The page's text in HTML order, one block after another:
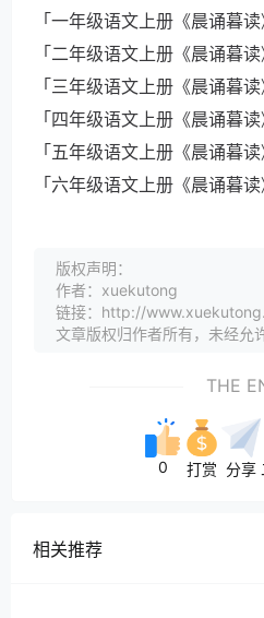
「一年级语文上册《晨诵暮读
「二年级语文上册《晨诵暮读
「三年级语文上册《晨诵暮读
「四年级语文上册《晨诵暮读
「五年级语文上册《晨诵暮读
「六年级语文上册《晨诵暮读
版权声明：
作者：xuekutong
链接：http://
文章版权归作者所有，未经允
THE
0 打赏 分享
相关推荐